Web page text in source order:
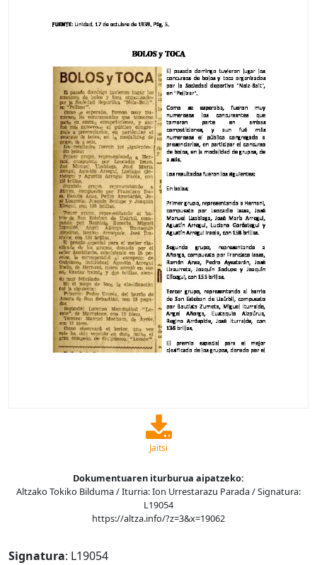
Jaitsi
Dokumentuaren iturburua aipatzeko:
Altzako Tokiko Bilduma / Iturria: Ion Urrestarazu Parada / Signatura:
L19054
https://altza.info/?z=3&x=19062
Signatura: L19054